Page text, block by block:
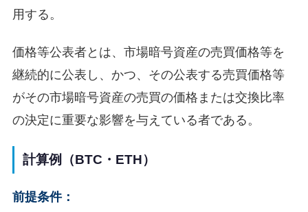
用する。
価格等公表者とは、市場暗号資産の売買価格等を
継続的に公表し、かつ、その公表する売買価格等
がその市場暗号資産の売買の価格または交換比率
の決定に重要な影響を与えている者である。
計算例（BTC・ETH）
前提条件：